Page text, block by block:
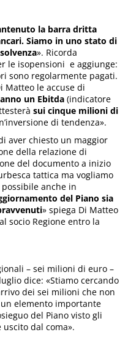
la barra dritta
Siamo in uno stato di
». Ricorda
le isopensioni e aggiunge:
sono regolarmente pagati.
Matteo le accuse di
un Ebitda (indicatore
sui cinque milioni di
di tendenza».
aver chiesto un maggior
della relazione di
del documento a inizio
tattica ma vogliamo
anche in
del Piano sia
» spiega Di Matteo
socio Regione entro la
– sei milioni di euro –
dice: «Stiamo cercando
dei sei milioni che non
elemento importante
del Piano visto gli
dal coma».